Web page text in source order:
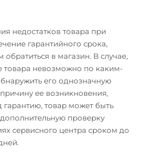
недостатков товара при
гарантийного срока,
в магазин. В случае,
товара невозможно по каким-
его однозначную
ее возникновения,
товар может быть
проверку
сервисного центра сроком до